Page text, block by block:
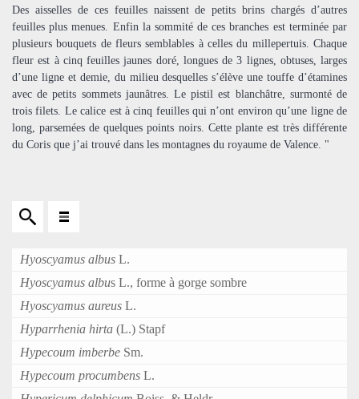
Des aisselles de ces feuilles naissent de petits brins chargés d’autres
feuilles plus menues. Enfin la sommité de ces branches est terminée par
plusieurs bouquets de fleurs semblables à celles du millepertuis. Chaque
fleur est à cinq feuilles jaunes doré, longues de 3 lignes, obtuses, larges
d’une ligne et demie, du milieu desquelles s’élève une touffe d’étamines
avec de petits sommets jaunâtres. Le pistil est blanchâtre, surmonté de
trois filets. Le calice est à cinq feuilles qui n’ont environ qu’une ligne de
long, parsemées de quelques points noirs. Cette plante est très différente
du Coris que j’ai trouvé dans les montagnes du royaume de Valence. "
Hyoscyamus albus L.
Hyoscyamus albus L., forme à gorge sombre
Hyoscyamus aureus L.
Hyparrhenia hirta (L.) Stapf
Hypecoum imberbe Sm.
Hypecoum procumbens L.